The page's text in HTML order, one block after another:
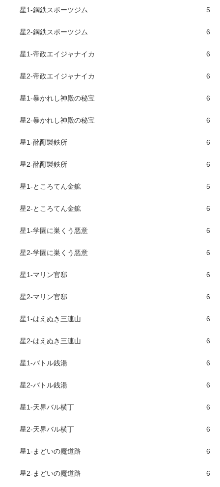
星1-鋼鉄スポーツジム 5
星2-鋼鉄スポーツジム 6
星1-帝政エイジャナイカ 6
星2-帝政エイジャナイカ 6
星1-暴かれし神殿の秘宝 6
星2-暴かれし神殿の秘宝 6
星1-酩酊製鉄所 6
星2-酩酊製鉄所 6
星1-ところてん金鉱 5
星2-ところてん金鉱 6
星1-学園に巣くう悪意 6
星2-学園に巣くう悪意 6
星1-マリン官邸 6
星2-マリン官邸 6
星1-はえぬき三連山 6
星2-はえぬき三連山 6
星1-バトル銭湯 6
星2-バトル銭湯 6
星1-天界バル横丁 6
星2-天界バル横丁 6
星1-まどいの魔道路 6
星2-まどいの魔道路 6